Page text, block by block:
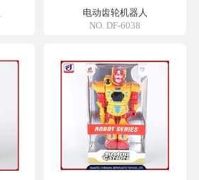
电动齿轮机器人
NO. DF-6038